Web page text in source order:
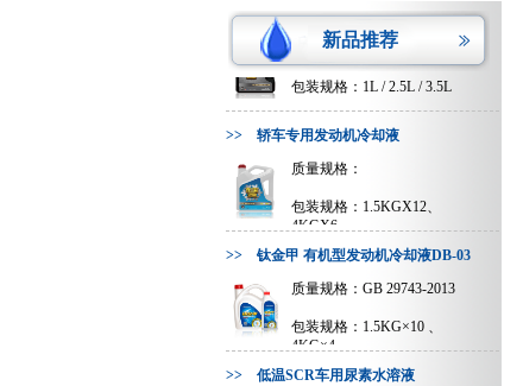
新品推荐
质量规格：API GL-4
包装规格：1L / 2.5L / 3.5L
>> 轿车专用发动机冷却液
质量规格：
包装规格：1.5KGX12、
4KGX6
>> 钛金甲 有机型发动机冷却液DB-03
质量规格：GB 29743-2013
包装规格：1.5KG×10 、
4KG×4
>> 低温SCR车用尿素水溶液